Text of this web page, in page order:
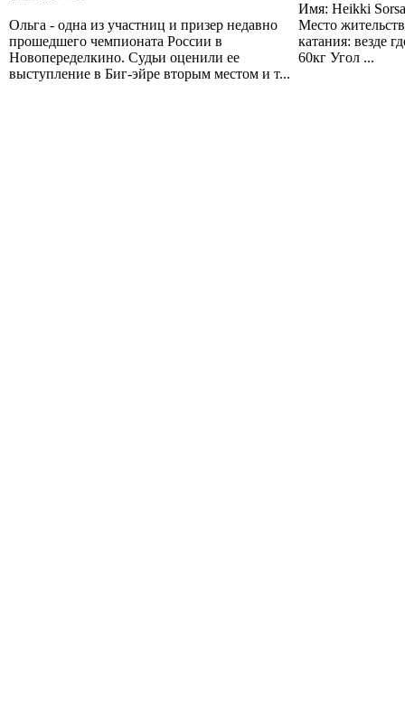
Ольга - одна из участниц и призер недавно
прошедшего чемпионата России в
Новопеределкино. Судьи оценили ее
выступление в Биг-эйре вторым местом и т...
Имя: Heikki
Место
катания: везде
60кг Угол ...